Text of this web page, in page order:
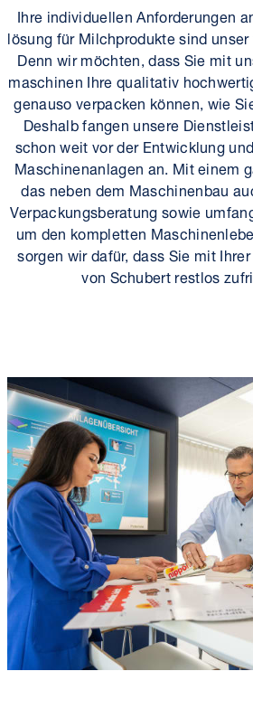
Ihre individuellen Anforderungen
lösung für Milch­produkte sind
Denn wir möchten, dass Sie mit
maschinen Ihre qualitativ
genauso verpacken können, wie
Deshalb fangen unsere
schon weit vor der Entwicklung
Maschinen­anlagen an. Mit einem
das neben dem Maschinenbau
Verpackungs­beratung sowie
um den kompletten
sorgen wir dafür, dass Sie mit
von Schubert restlos